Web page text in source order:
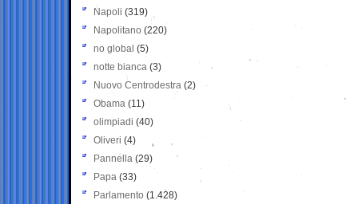
Napoli (319)
Napolitano (220)
no global (5)
notte bianca (3)
Nuovo Centrodestra (2)
Obama (11)
olimpiadi (40)
Oliveri (4)
Pannella (29)
Papa (33)
Parlamento (1.428)